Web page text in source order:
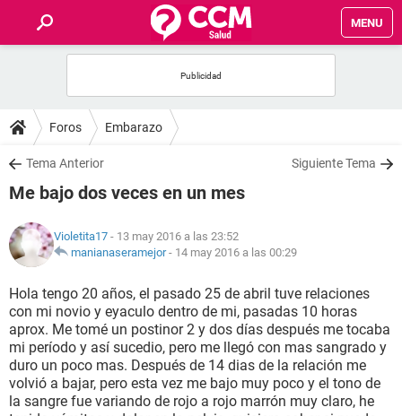
MENU
FOROS
SALUD
FAMILIA
NUTRICIÓN
BIENESTAR
SEXUALIDAD
GLOSARIO
Foros Embarazo
Tema Anterior Siguiente Tema
Me bajo dos veces en un mes
Violetita17 - 13 may 2016 a las 23:52
manianaseramejor- 14 may 2016 a las 00:29
Hola tengo 20 años, el pasado 25 de abril tuve relaciones
con mi novio y eyaculo dentro de mi, pasadas 10 horas
aprox. Me tomé un postinor 2 y dos días después me tocaba
mi período y así sucedio, pero me llegó con mas sangrado y
duro un poco mas. Después de 14 dias de la relación me
volvió a bajar, pero esta vez me bajo muy poco y el tono de
la sangre fue variando de rojo a rojo marrón muy claro, he